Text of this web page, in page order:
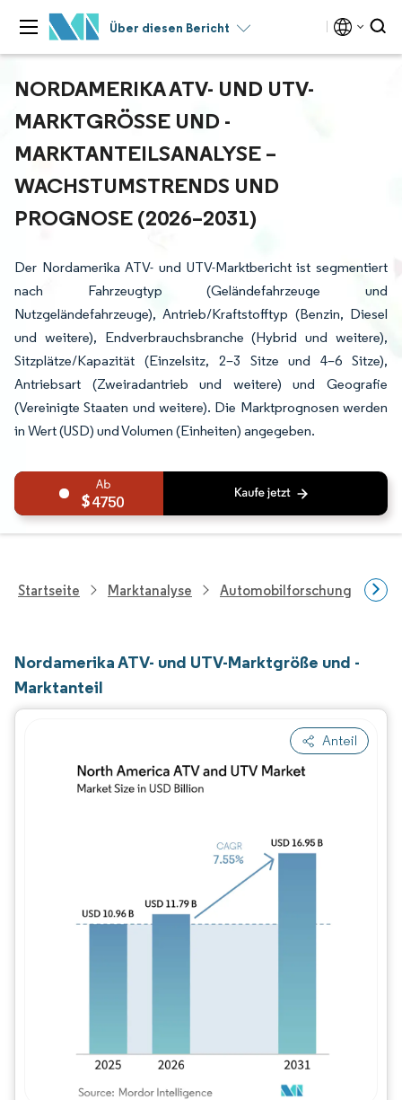
Über diesen Bericht
NORDAMERIKA ATV- UND UTV-
MARKTGRÖSSE UND -M
ARKTANTEILSANALYSE – W
ACHSTUMSTRENDS UND P
ROGNOSE (2026–2031)
Der Nordamerika ATV- und UTV-Marktbericht ist segmentiert
nach Fahrzeugtyp (Geländefahrzeuge und
Nutzgeländefahrzeuge), Antrieb/Kraftstofftyp (Benzin, Diesel
und weitere), Endverbrauchsbranche (Hybrid und weitere),
Sitzplätze/Kapazität (Einzelsitz, 2–3 Sitze und 4–6 Sitze),
Antriebsart (Zweiradantrieb und weitere) und Geografie
(Vereinigte Staaten und weitere). Die Marktprognosen werden
in Wert (USD) und Volumen (Einheiten) angegeben.
4750
Startseite Marktanalyse Automobilforschung
Nordamerika ATV- und UTV-Marktgröße und -
Marktanteil
Anteil